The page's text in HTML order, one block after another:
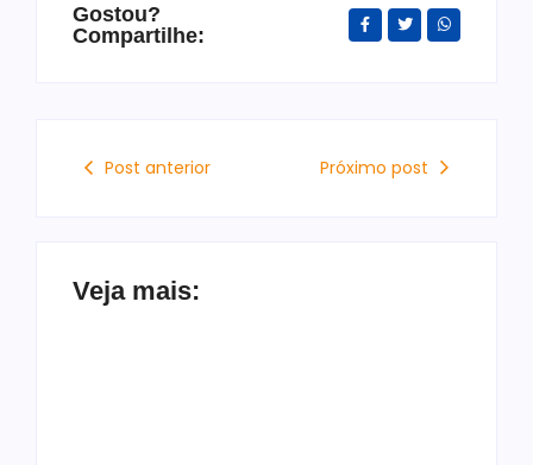
Gostou?
Compartilhe:
Post anterior Próximo post
Veja mais: